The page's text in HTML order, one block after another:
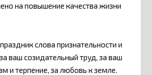
на повышение качества жизни
слова признательности и
ваш созидательный труд, за ваш
и терпение, за любовь к земле.